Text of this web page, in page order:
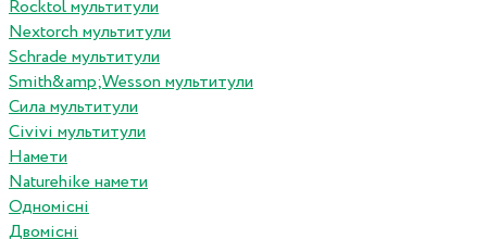
Rocktol мультитули
Nextorch мультитули
Schrade мультитули
Smith&amp;Wesson мультитули
Сила мультитули
Civivi мультитули
Намети
Naturehike намети
Одномісні
Двомісні